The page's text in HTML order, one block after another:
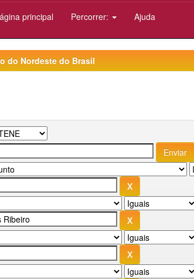
principal Percorrer: Ajuda
do Nordeste do Brasil